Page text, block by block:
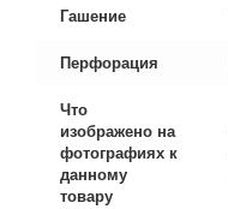
Гашение
Перфорация
Что
изображено на
фотографиях к
данному
товару